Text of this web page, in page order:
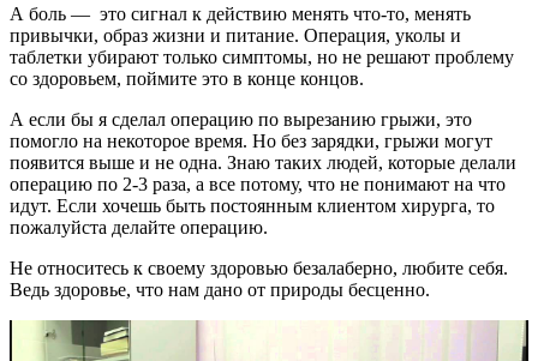
А боль — это сигнал к действию менять что-то, менять
привычки, образ жизни и питание. Операция, уколы и
таблетки убирают только симптомы, но не решают проблему
со здоровьем, поймите это в конце концов.
А если бы я сделал операцию по вырезанию грыжи, это
помогло на некоторое время. Но без зарядки, грыжи могут
появится выше и не одна. Знаю таких людей, которые делали
операцию по 2-3 раза, а все потому, что не понимают на что
идут. Если хочешь быть постоянным клиентом хирурга, то
пожалуйста делайте операцию.
Не относитесь к своему здоровью безалаберно, любите себя.
Ведь здоровье, что нам дано от природы бесценно.